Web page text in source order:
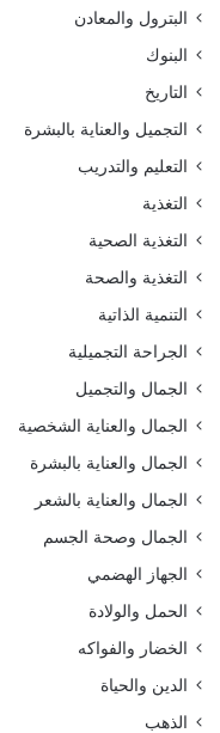
البترول والمعادن
البنوك
التاريخ
التجميل والعناية بالبشرة
التعليم والتدريب
التغذية
التغذية الصحية
التغذية والصحة
التنمية الذاتية
الجراحة التجميلية
الجمال والتجميل
الجمال والعناية الشخصية
الجمال والعناية بالبشرة
الجمال والعناية بالشعر
الجمال وصحة الجسم
الجهاز الهضمي
الحمل والولادة
الخضار والفواكه
الدين والحياة
الذهب